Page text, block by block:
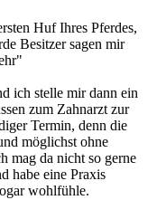
Huf Ihres Pferdes,
Besitzer sagen mir
ich stelle mir dann ein
zum Zahnarzt zur
Termin, denn die
möglichst ohne
mag da nicht so gerne
habe eine Praxis
wohlfühle.